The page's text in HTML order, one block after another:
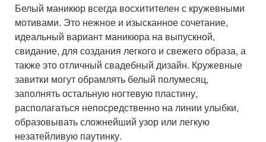
Белый маникюр всегда восхитителен с кружевными
мотивами. Это нежное и изысканное сочетание,
идеальный вариант маникюра на выпускной,
свидание, для создания легкого и свежего образа, а
также это отличный свадебный дизайн. Кружевные
завитки могут обрамлять белый полумесяц,
заполнять остальную ногтевую пластину,
располагаться непосредственно на линии улыбки,
образовывать сложнейший узор или легкую
незатейливую паутинку.